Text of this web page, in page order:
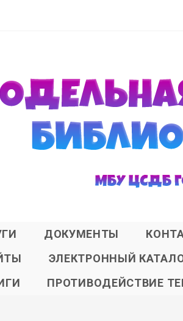
ДОКУМЕНТЫ
ЭЛЕКТРОННЫЙ
ПРОТИВОДЕЙСТВИЕ